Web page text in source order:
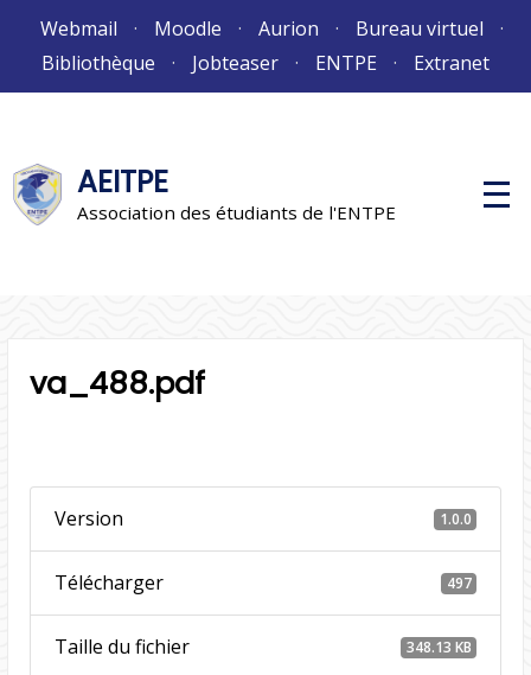
Webmail Moodle Aurion
Bureau virtuel
Bibliothèque
Jobteaser ENTPE Extranet
AEITPE
Association des étudiants de l'ENTPE
M
e
va_488.pdf
Version 1.0.0
Télécharger 497
Taille du fichier 348.13 KB